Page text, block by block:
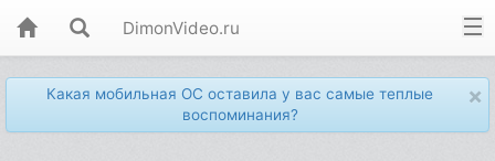
DimonVideo.ru
×
Какая мобильная ОС оставила у вас самые теплые
воспоминания?